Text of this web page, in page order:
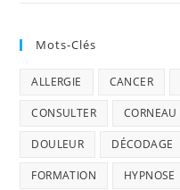
Mots-Clés
ALLERGIE CANCER
CONSULTER CORNEAU
DOULEUR DÉCODAGE
FORMATION HYPNOSE